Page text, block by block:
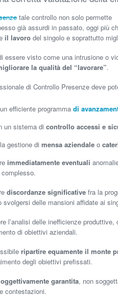
tale controllo non solo permette
già assurdi in passato, oggi più
il lavoro del singolo e soprattutto
essere visto come una intrusione o
la qualità del “lavorare”.
di Controllo Presenze deve
efficiente programma di
un sistema di controllo accessi e
gestione di mensa aziendale o
immediatamente eventuali
discordanze significative fra la
svolgersi delle mansioni affidate ai
l’analisi delle inefficienze
di obiettivi aziendali.
ripartire equamente il monte
degli obiettivi prefissati.
oggettivamente garantita, non
contestazioni.